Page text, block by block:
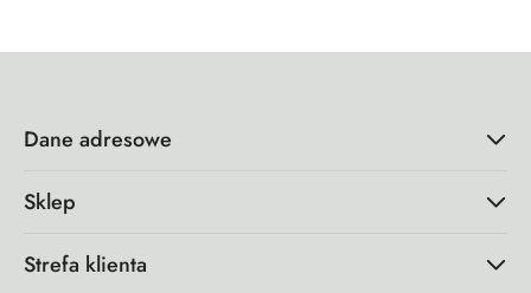
Dane adresowe
Sklep
Strefa klienta